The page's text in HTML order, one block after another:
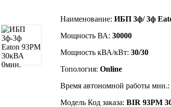
Наименование:ИБП 3ф/ 3ф
Мощность ВА:30000
Мощность кВА/кВт:30/30
Топология:Online
Время автономной работы мин.:
Модель Код заказа:BIR 93PM